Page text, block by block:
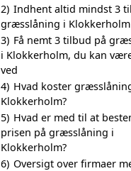
2) Indhent altid mindst 3
græsslåning i Klokkerholm
3) Få nemt 3 tilbud på
i Klokkerholm, du kan
ved
4) Hvad koster
Klokkerholm?
5) Hvad er med til at
prisen på græsslåning i
Klokkerholm?
6) Oversigt over firmaer